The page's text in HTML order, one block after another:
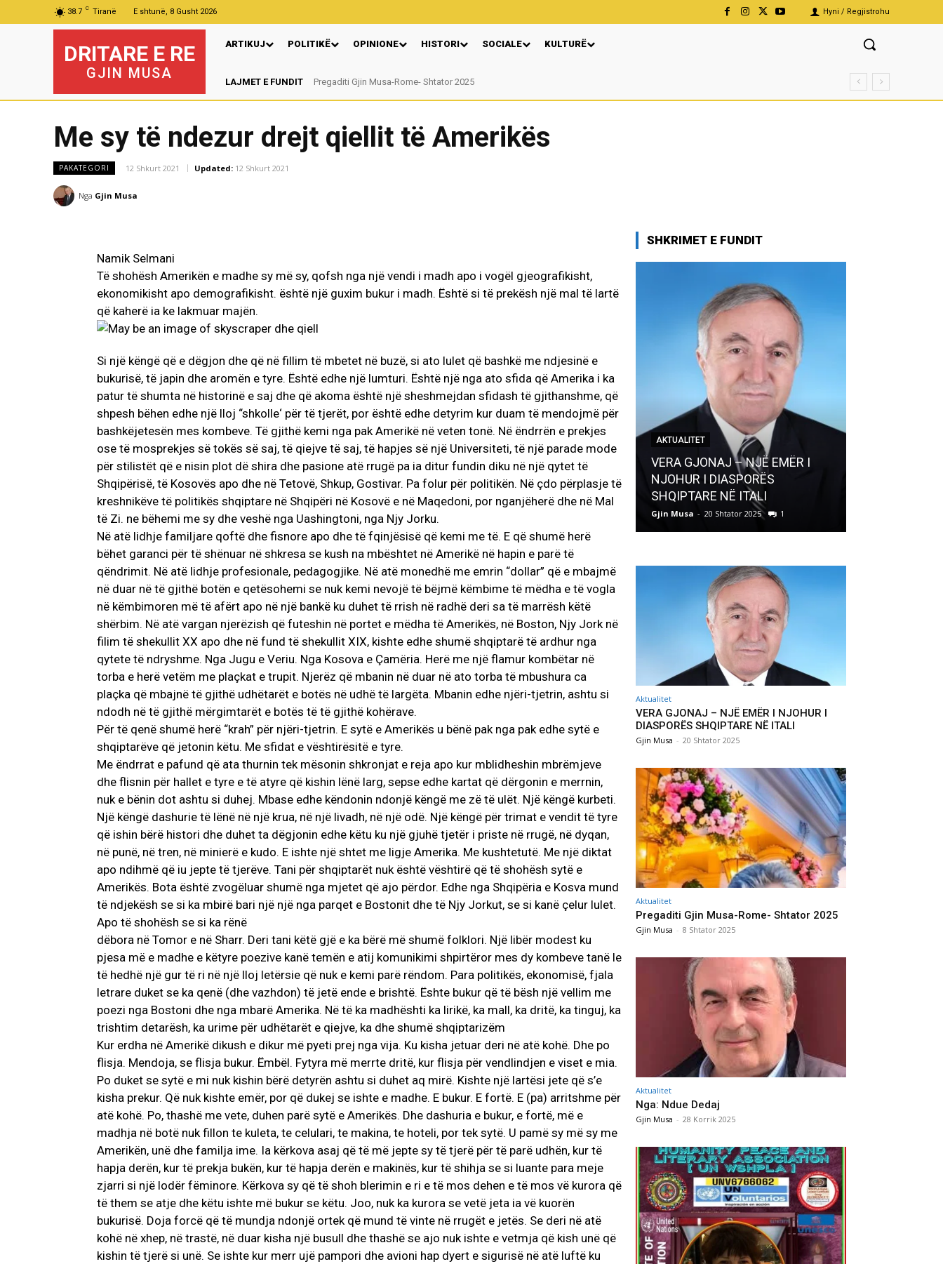
38.7 C Tiranë E shtunë, 8 Gusht 2026 Hyni / Regjistrohu
DRITARE E RE
GJIN MUSA
ARTIKUJ POLITIKË OPINIONE HISTORI SOCIALE KULTURË
LAJMET E FUNDITPregaditi Gjin Musa-Rome- Shtator 2025
Nga: Ndue Dedaj
Me sy të ndezur drejt qiellit të Amerikës
PAKATEGORI 12 Shkurt 2021 Updated: 12 Shkurt 2021
Nga Gjin Musa
Namik Selmani
Të shohësh Amerikën e madhe sy më sy, qofsh nga një vendi i madh apo i vogël gjeografikisht,
ekonomikisht apo demografikisht. është një guxim bukur i madh. Është si të prekësh një mal të lartë
që kaherë ia ke lakmuar majën.
Si një këngë që e dëgjon dhe që në fillim të mbetet në buzë, si ato lulet që bashkë me ndjesinë e
bukurisë, të japin dhe aromën e tyre. Është edhe një lumturi. Është një nga ato sfida që Amerika i ka
patur të shumta në historinë e saj dhe që akoma është një sheshmejdan sfidash të gjithanshme, që
shpesh bëhen edhe një lloj “shkolle‘ për të tjerët, por është edhe detyrim kur duam të mendojmë për
bashkëjetesën mes kombeve. Të gjithë kemi nga pak Amerikë në veten tonë. Në ëndrrën e prekjes
ose të mosprekjes së tokës së saj, të qiejve të saj, të hapjes së një Universiteti, të një parade mode
për stilistët që e nisin plot dë shira dhe pasione atë rrugë pa ia ditur fundin diku në një qytet të
Shqipërisë, të Kosovës apo dhe në Tetovë, Shkup, Gostivar. Pa folur për politikën. Në çdo përplasje të
kreshnikëve të politikës shqiptare në Shqipëri në Kosovë e në Maqedoni, por nganjëherë dhe në Mal
të Zi. ne bëhemi me sy dhe veshë nga Uashingtoni, nga Njy Jorku.
Në atë lidhje familjare qoftë dhe fisnore apo dhe të fqinjësisë që kemi me të. E që shumë herë
bëhet garanci për të shënuar në shkresa se kush na mbështet në Amerikë në hapin e parë të
qëndrimit. Në atë lidhje profesionale, pedagogjike. Në atë monedhë me emrin “dollar” që e mbajmë
në duar në të gjithë botën e qetësohemi se nuk kemi nevojë të bëjmë këmbime të mëdha e të vogla
në këmbimoren më të afërt apo në një bankë ku duhet të rrish në radhë deri sa të marrësh këtë
shërbim. Në atë vargan njerëzish që futeshin në portet e mëdha të Amerikës, në Boston, Njy Jork në
filim të shekullit XX apo dhe në fund të shekullit XIX, kishte edhe shumë shqiptarë të ardhur nga
qytete të ndryshme. Nga Jugu e Veriu. Nga Kosova e Çamëria. Herë me një flamur kombëtar në
torba e herë vetëm me plaçkat e trupit. Njerëz që mbanin në duar në ato torba të mbushura ca
plaçka që mbajnë të gjithë udhëtarët e botës në udhë të largëta. Mbanin edhe njëri-tjetrin, ashtu si
ndodh në të gjithë mërgimtarët e botës të të gjithë kohërave.
Për të qenë shumë herë “krah” për njëri-tjetrin. E sytë e Amerikës u bënë pak nga pak edhe sytë e
shqiptarëve që jetonin këtu. Me sfidat e vështirësitë e tyre.
Me ëndrrat e pafund që ata thurnin tek mësonin shkronjat e reja apo kur mblidheshin mbrëmjeve
dhe flisnin për hallet e tyre e të atyre që kishin lënë larg, sepse edhe kartat që dërgonin e merrnin,
nuk e bënin dot ashtu si duhej. Mbase edhe këndonin ndonjë këngë me zë të ulët. Një këngë kurbeti.
Një këngë dashurie të lënë në një krua, në një livadh, në një odë. Një këngë për trimat e vendit të tyre
që ishin bërë histori dhe duhet ta dëgjonin edhe këtu ku një gjuhë tjetër i priste në rrugë, në dyqan,
në punë, në tren, në minierë e kudo. E ishte një shtet me ligje Amerika. Me kushtetutë. Me një diktat
apo ndihmë që iu jepte të tjerëve. Tani për shqiptarët nuk është vështirë që të shohësh sytë e
Amerikës. Bota është zvogëluar shumë nga mjetet që ajo përdor. Edhe nga Shqipëria e Kosva mund
të ndjekësh se si ka mbirë bari një një nga parqet e Bostonit dhe të Njy Jorkut, se si kanë çelur lulet.
Apo të shohësh se si ka rënë
dëbora në Tomor e në Sharr. Deri tani këtë gjë e ka bërë më shumë folklori. Një libër modest ku
pjesa më e madhe e këtyre poezive kanë temën e atij komunikimi shpirtëror mes dy kombeve tanë le
të hedhë një gur të ri në një lloj letërsie që nuk e kemi parë rëndom. Para politikës, ekonomisë, fjala
letrare duket se ka qenë (dhe vazhdon) të jetë ende e brishtë. Ështe bukur që të bësh një vellim me
poezi nga Bostoni dhe nga mbarë Amerika. Në të ka madhështi ka lirikë, ka mall, ka dritë, ka tinguj, ka
trishtim detarësh, ka urime për udhëtarët e qiejve, ka dhe shumë shqiptarizëm
Kur erdha në Amerikë dikush e dikur më pyeti prej nga vija. Ku kisha jetuar deri në atë kohë. Dhe po
flisja. Mendoja, se flisja bukur. Ëmbël. Fytyra më merrte dritë, kur flisja për vendlindjen e viset e mia.
Po duket se sytë e mi nuk kishin bërë detyrën ashtu si duhet aq mirë. Kishte një lartësi jete që s’e
kisha prekur. Që nuk kishte emër, por që dukej se ishte e madhe. E bukur. E fortë. E (pa) arritshme për
atë kohë. Po, thashë me vete, duhen parë sytë e Amerikës. Dhe dashuria e bukur, e fortë, më e
madhja në botë nuk fillon te kuleta, te celulari, te makina, te hoteli, por tek sytë. U pamë sy më sy me
Amerikën, unë dhe familja ime. Ia kërkova asaj që të më jepte sy të tjerë për të parë udhën, kur të
hapja derën, kur të prekja bukën, kur të hapja derën e makinës, kur të shihja se si luante para meje
zjarri si një lodër fëminore. Kërkova sy që të shoh blerimin e ri e të mos dehen e të mos vë kurora që
të them se atje dhe këtu ishte më bukur se këtu. Joo, nuk ka kurora se vetë jeta ia vë kuorën
bukurisë. Doja forcë që të mundja ndonjë ortek që mund të vinte në rrugët e jetës. Se deri në atë
kohë në xhep, në trastë, në duar kisha një busull dhe thashë se ajo nuk ishte e vetmja që kish unë që
kishin të tjerë si unë. Se ishte kur merr ujë pampori dhe avioni hap dyert e sigurisë në atë luftë ku
SHKRIMET E FUNDIT
AKTUALITET
VERA GJONAJ – NJË EMËR I
NJOHUR I DIASPORËS
SHQIPTARE NË ITALI
Gjin Musa - 20 Shtator 2025 1
Aktualitet
VERA GJONAJ – NJË EMËR I NJOHUR I
DIASPORËS SHQIPTARE NË ITALI
Gjin Musa - 20 Shtator 2025
Aktualitet
Pregaditi Gjin Musa-Rome- Shtator 2025
Gjin Musa - 8 Shtator 2025
Aktualitet
Nga: Ndue Dedaj
Gjin Musa - 28 Korrik 2025